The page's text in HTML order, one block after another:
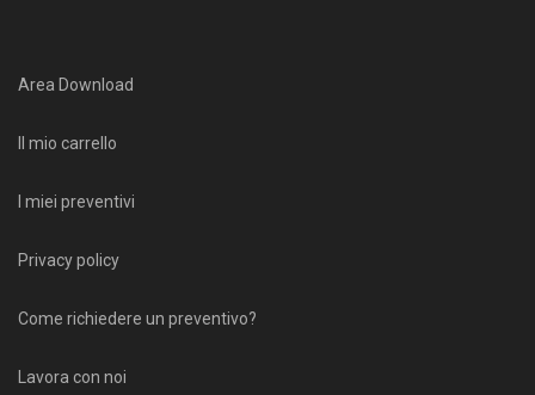
Area Download
Il mio carrello
I miei preventivi
Privacy policy
Come richiedere un preventivo?
Lavora con noi